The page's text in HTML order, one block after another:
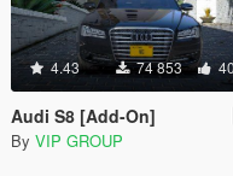
4.43 74 853
Audi S8 [Add-On]
By VIP GROUP